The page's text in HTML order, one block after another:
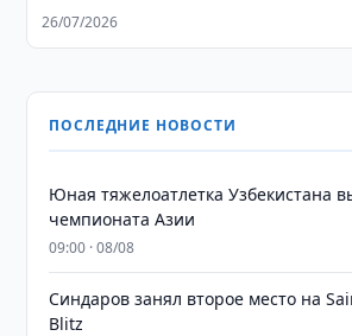
26/07/2026
ПОСЛЕДНИЕ НОВОСТИ
Юная тяжелоатлетка Узбекистана
чемпионата Азии
09:00 · 08/08
Синдаров занял второе место на
Blitz